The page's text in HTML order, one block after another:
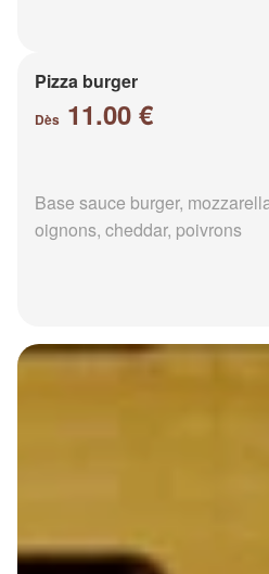
Pizza burger
Dès 11.00 €
Base sauce burger,
oignons, cheddar, poivrons